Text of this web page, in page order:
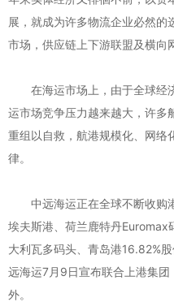
展，就成为许多物流企业必然
市场，供应链上下游联盟及横向
在海运市场上，由于全球经
运市场竞争压力越来越大，许多
重组以自救，航港规模化、网络
律。
中远海运正在全球不断收购
埃夫斯港、荷兰鹿特丹Euromax
大利瓦多码头、青岛港16.82%
远海运7月9日宣布联合上港集
外。